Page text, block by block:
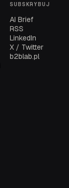
SUBSKRYBUJ
AI Brief
RSS
LinkedIn
X / Twitter
b2blab.pl